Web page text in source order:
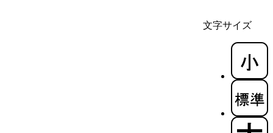
文字サイズ